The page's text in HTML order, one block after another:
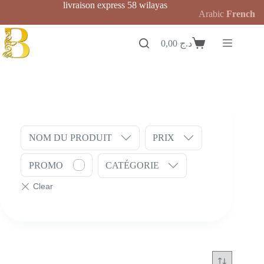
contenu
livraison express 58 wilayas
Panierد.ج
NOM DU PRODUIT PRIX
PROMO CATÉGORIE
Arabic French